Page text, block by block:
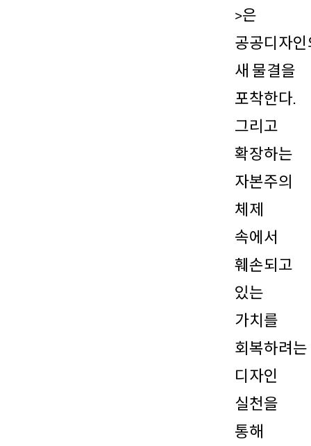
>은
공공디자
새 물결을
포착한다.
그리고
확장하는
자본주의
체제
속에서
훼손되고
있는
가치를
회복하려는
디자인
실천을
통해